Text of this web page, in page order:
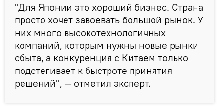
"Для Японии это хороший бизнес. Страна
просто хочет завоевать большой рынок. У
них много высокотехнологичных
компаний, которым нужны новые рынки
сбыта, а конкуренция с Китаем только
подстегивает к быстроте принятия
решений", — отметил эксперт.